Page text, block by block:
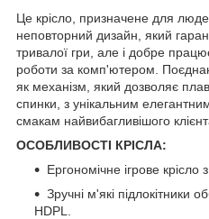
Це крісло, призначене для
неповторний дизайн, який
тривалої гри, але і добре
роботи за комп'ютером.
як механізм, який дозволяє
спинки, з унікальним
смакам найвибагливішого
ОСОБЛИВОСТІ КРІСЛА:
Ергономічне ігрове
Зручні м'які підлокітники
HDPL.